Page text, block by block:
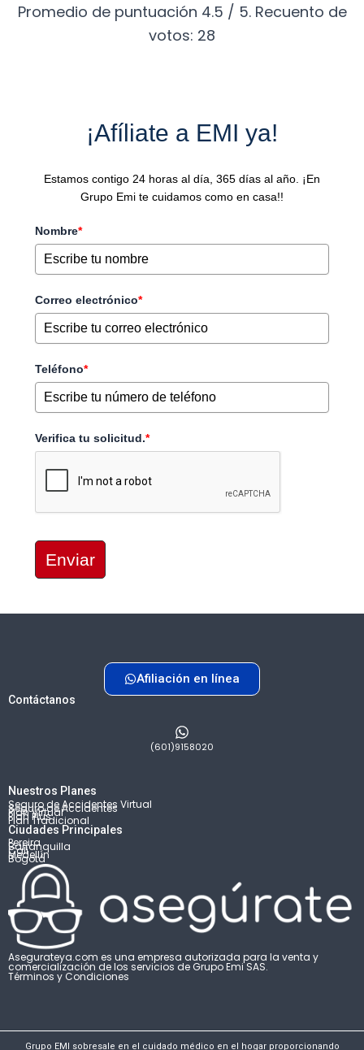
Promedio de puntuación 4.5 / 5. Recuento de
votos: 28
¡Afíliate a EMI ya!
Estamos contigo 24 horas al día, 365 días al año. ¡En
Grupo Emi te cuidamos como en casa!!
Nombre*
Correo electrónico*
Teléfono*
Verifica tu solicitud.*
Enviar
Afiliación en línea
Contáctanos
(601)9158020
Nuestros Planes
Plan Tradicional
Plan Plus
Plan Virtual
Seguro de Accidentes
Seguro de Accidentes Virtual
Ciudades Principales
Bogotá
Medellín
Cali
Barranquilla
Pereira
Asegurateya.com es una empresa autorizada para la venta y
comercialización de los servicios de Grupo Emi SAS.
Términos y Condiciones
Grupo EMI sobresale en el cuidado médico en el hogar proporcionando